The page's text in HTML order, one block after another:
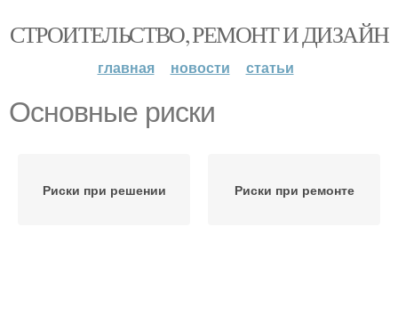
СТРОИТЕЛЬСТВО, РЕМОНТ И ДИЗАЙН
главная новости статьи
Основные риски
Риски при решении Риски при ремонте